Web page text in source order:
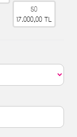
50
17.000,00 TL